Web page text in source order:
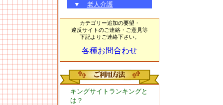
▼
老人介護
カテゴリー追加の要望・
違反サイトのご連絡・ご意見等
下記よりご連絡下さい。
各種お問合わせ
キングサイトランキングと
は？